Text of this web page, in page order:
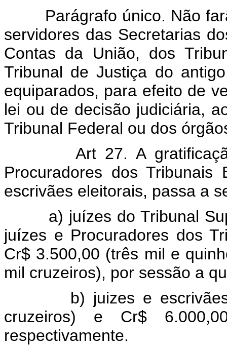
Parágrafo único. Não
servidores das Secretarias
Contas da União, dos
Tribunal de Justiça do
equiparados, para efeito de
lei ou de decisão judiciária,
Tribunal Federal ou dos
Art 27. A
Procuradores dos
escrivães eleitorais, passa
a) juízes do Tribunal
juízes e Procuradores dos
Cr$ 3.500,00 (três mil e
mil cruzeiros), por sessão a
b) juizes e escrivães
cruzeiros) e Cr$
respectivamente.